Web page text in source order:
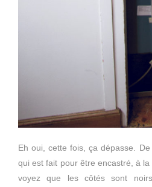
Eh oui, cette fois, ça dépasse.
qui est fait pour être encastré, à
voyez que les côtés sont